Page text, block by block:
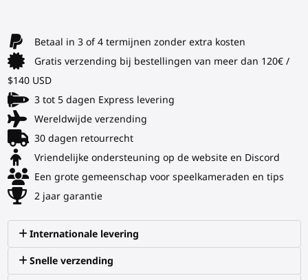
Betaal in 3 of 4 termijnen zonder extra kosten
Gratis verzending bij bestellingen van meer dan 120€ /
$140 USD
3 tot 5 dagen Express levering
Wereldwijde verzending
30 dagen retourrecht
Vriendelijke ondersteuning op de website en Discord
Een grote gemeenschap voor speelkameraden en tips
2 jaar garantie
Internationale levering
Snelle verzending